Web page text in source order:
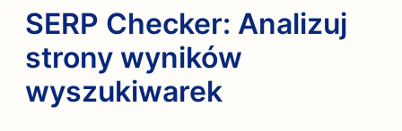
SERP Checker: Analizuj
strony wyników
wyszukiwarek